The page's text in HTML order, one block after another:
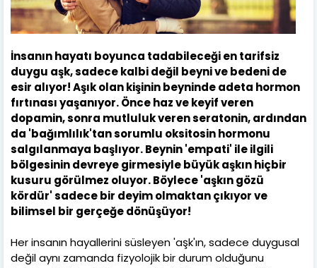
İnsanın hayatı boyunca tadabileceği en tarifsiz
duygu aşk, sadece kalbi değil beyni ve bedeni de
esir alıyor! Aşık olan kişinin beyninde adeta hormon
fırtınası yaşanıyor. Önce haz ve keyif veren
dopamin, sonra mutluluk veren seratonin, ardından
da 'bağımlılık'tan sorumlu oksitosin hormonu
salgılanmaya başlıyor. Beynin 'empati' ile ilgili
bölgesinin devreye girmesiyle büyük aşkın hiçbir
kusuru görülmez oluyor. Böylece 'aşkın gözü
kördür' sadece bir deyim olmaktan çıkıyor ve
bilimsel bir gerçeğe dönüşüyor!
Her insanın hayallerini süsleyen 'aşk'ın, sadece duygusal
değil aynı zamanda fizyolojik bir durum olduğunu